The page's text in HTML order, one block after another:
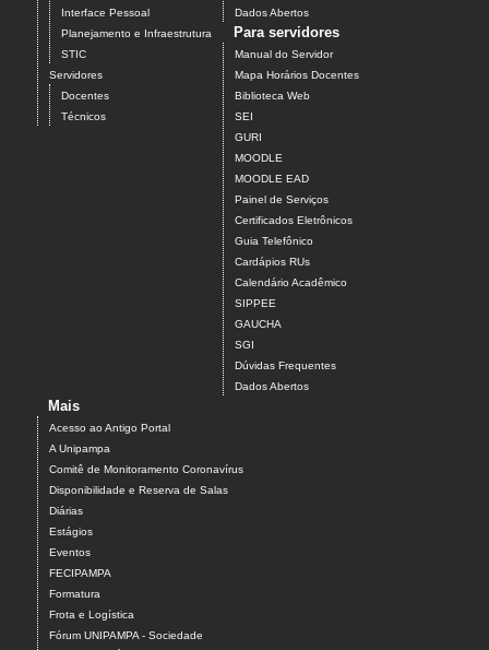
Interface Pessoal
Planejamento e Infraestrutura
STIC
Servidores
Docentes
Técnicos
Dados Abertos
Para servidores
Manual do Servidor
Mapa Horários Docentes
Biblioteca Web
SEI
GURI
MOODLE
MOODLE EAD
Painel de Serviços
Certificados Eletrônicos
Guia Telefônico
Cardápios RUs
Calendário Acadêmico
SIPPEE
GAUCHA
SGI
Dúvidas Frequentes
Dados Abertos
Mais
Acesso ao Antigo Portal
A Unipampa
Comitê de Monitoramento Coronavírus
Disponibilidade e Reserva de Salas
Diárias
Estágios
Eventos
FECIPAMPA
Formatura
Frota e Logística
Fórum UNIPAMPA - Sociedade